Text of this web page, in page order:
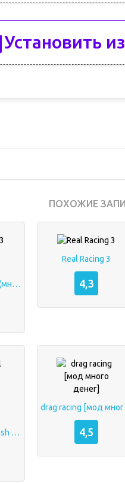
Установить
ПОХОЖИЕ
Real Racing 3 Мод (много денег)
Real Racing 3
4,3
RCC — Real Car Crash взлом много денег без рекламы 4,5